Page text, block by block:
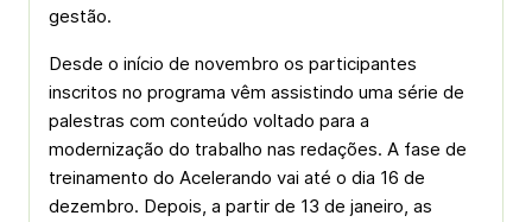
gestão.
Desde o início de novembro os participantes
inscritos no programa vêm assistindo uma série de
palestras com conteúdo voltado para a
modernização do trabalho nas redações. A fase de
treinamento do Acelerando vai até o dia 16 de
dezembro. Depois, a partir de 13 de janeiro, as